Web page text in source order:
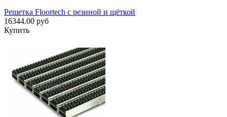
Решетка Floortech с резиной и щёткой
16344.00 руб
Купить